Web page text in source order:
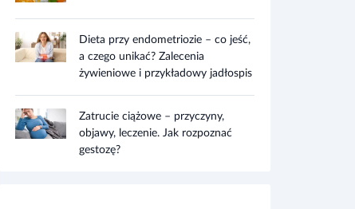
Dieta przy endometriozie – co jeść,
a czego unikać? Zalecenia
żywieniowe i przykładowy jadłospis
Zatrucie ciążowe – przyczyny,
objawy, leczenie. Jak rozpoznać
gestozę?